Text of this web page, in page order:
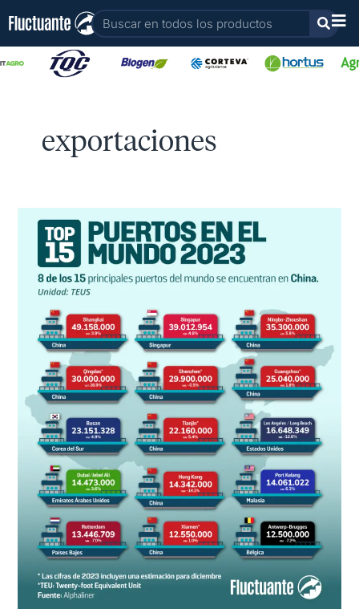
contenido
Buscar
exportaciones
Principales
Puertos
mundo